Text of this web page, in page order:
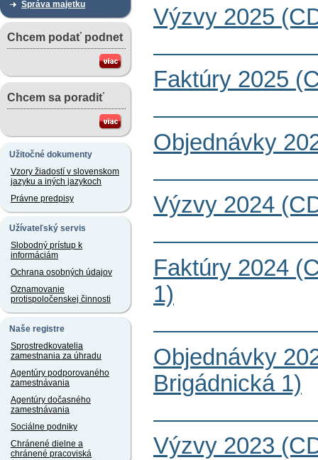
Správa majetku
Chcem podať podnet
Chcem sa poradiť
Užitočné dokumenty
Vzory žiadostí v slovenskom
jazyku a iných jazykoch
Právne predpisy
Užívateľský servis
Slobodný prístup k
informáciám
Ochrana osobných údajov
Oznamovanie
protispoločenskej činnosti
Naše registre
Sprostredkovatelia
zamestnania za úhradu
Agentúry podporovaného
zamestnávania
Agentúry dočasného
zamestnávania
Sociálne podniky
Chránené dielne a
chránené pracoviská
Výzvy 2025
Faktúry 2025
Objednávky
Výzvy 2024
Faktúry 2024
1)
Objednávky
Brigádnická 1)
Výzvy 2023